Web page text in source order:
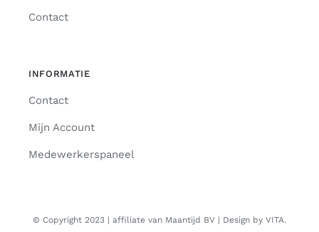
Contact
INFORMATIE
Contact
Mijn Account
Medewerkerspaneel
© Copyright 2023 | affiliate van Maantijd BV | Design by VITA.